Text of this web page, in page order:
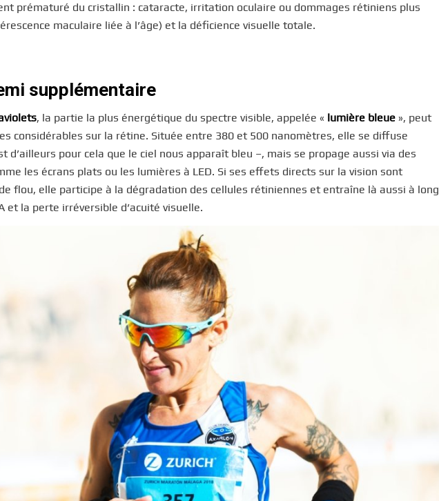
prématuré du cristallin : cataracte, irritation oculaire ou dommages rétiniens plus
maculaire liée à l’âge) et la déficience visuelle totale.
supplémentaire
, la partie la plus énergétique du spectre visible, appelée « lumière bleue », peut
considérables sur la rétine. Située entre 380 et 500 nanomètres, elle se diffuse
d’ailleurs pour cela que le ciel nous apparaît bleu –, mais se propage aussi via des
les écrans plats ou les lumières à LED. Si ses effets directs sur la vision sont
flou, elle participe à la dégradation des cellules rétiniennes et entraîne là aussi à long
et la perte irréversible d’acuité visuelle.